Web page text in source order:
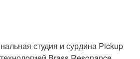
студия и сурдина Pickup